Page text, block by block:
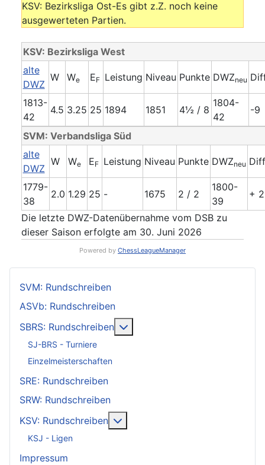
KSV: Bezirksliga Ost-Es gibt z.Z. noch keine
ausgewerteten Partien.
KSV: Bezirksliga West
alte
DWZ
W We EF Leistung Niveau Punkte DWZneu
1813-
42
4.5 3.25 25 1894 1851 4½ / 8
1804-
42
-9
SVM: Verbandsliga Süd
alte
DWZ
W We EF Leistung Niveau Punkte DWZneu
1779-
38
2.0 1.29 25 - 1675 2 / 2
1800-
39
+
Die letzte DWZ-Datenübernahme vom DSB zu
dieser Saison erfolgte am 30. Juni 2026
Powered by ChessLeagueManager
SVM: Rundschreiben
ASVb: Rundschreiben
SBRS: Rundschreiben
SJ-BRS - Turniere
Einzelmeisterschaften
SRE: Rundschreiben
SRW: Rundschreiben
KSV: Rundschreiben
KSJ - Ligen
Impressum